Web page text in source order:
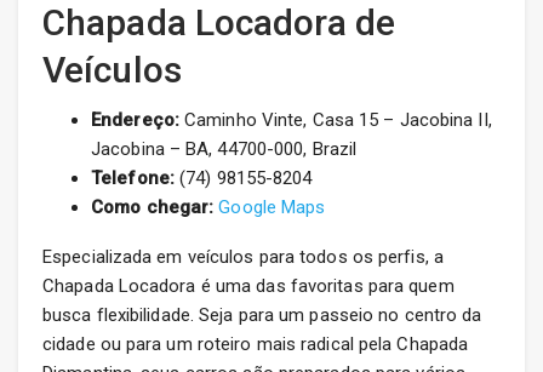
Chapada Locadora de
Veículos
Endereço:Caminho Vinte, Casa 15 – Jacobina II,
Jacobina – BA, 44700-000, Brazil
Telefone:(74) 98155-8204
Como chegar: Google Maps
Especializada em veículos para todos os perfis, a
Chapada Locadora é uma das favoritas para quem
busca flexibilidade. Seja para um passeio no centro da
cidade ou para um roteiro mais radical pela Chapada